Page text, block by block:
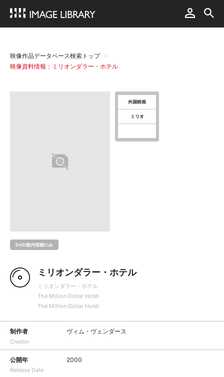
映像作品データベース検索トップ
映像資料情報：ミリオンダラー・ホテル
DVD館内視聴のみ
外国映画
ミリオ
ミリオンダラー・ホテル
ミリオンダラー・ホテル
The Million Dollar Hotel
The Million Dollar Hotel
制作者
Creator
ヴィム・ヴェンダース
公開年
Release Date
2000